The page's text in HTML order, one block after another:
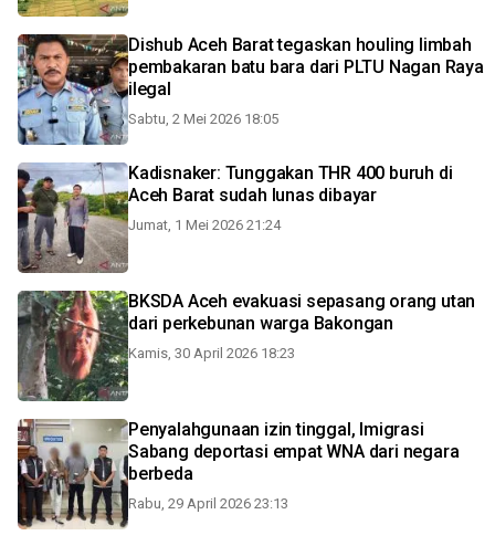
Dishub Aceh Barat tegaskan houling limbah
pembakaran batu bara dari PLTU Nagan Raya
ilegal
Sabtu, 2 Mei 2026 18:05
Kadisnaker: Tunggakan THR 400 buruh di
Aceh Barat sudah lunas dibayar
Jumat, 1 Mei 2026 21:24
BKSDA Aceh evakuasi sepasang orang utan
dari perkebunan warga Bakongan
Kamis, 30 April 2026 18:23
Penyalahgunaan izin tinggal, Imigrasi
Sabang deportasi empat WNA dari negara
berbeda
Rabu, 29 April 2026 23:13